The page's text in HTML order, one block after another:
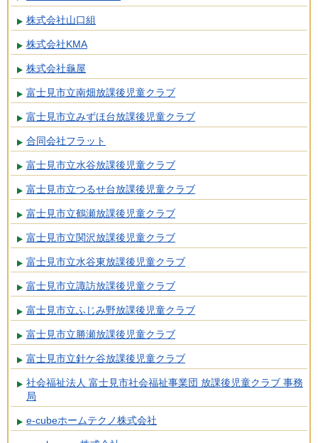
株式会社山口組
株式会社KMA
株式会社龜屋
富士見市立南畑放課後児童クラブ
富士見市立みずほ台放課後児童クラブ
合同会社フラット
富士見市立水谷放課後児童クラブ
富士見市立つるせ台放課後児童クラブ
富士見市立鶴瀬放課後児童クラブ
富士見市立関沢放課後児童クラブ
富士見市立水谷東放課後児童クラブ
富士見市立諏訪放課後児童クラブ
富士見市立ふじみ野放課後児童クラブ
富士見市立勝瀬放課後児童クラブ
富士見市立針ケ谷放課後児童クラブ
社会福祉法人 富士見市社会福祉事業団 放課後児童クラブ 事務
局
e-cubeホームテクノ株式会社